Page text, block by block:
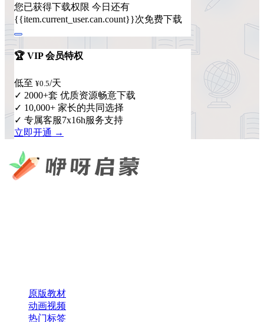
您已获得下载权限 今日还有
{{item.current_user.can.count}}次免费下载
🏆 VIP 会员特权
低至 ¥0.5/天
✓ 2000+套 优质资源畅意下载
✓ 10,000+ 家长的共同选择
✓ 专属客服7x16h服务支持
立即开通 →
原版教材
动画视频
热门标签